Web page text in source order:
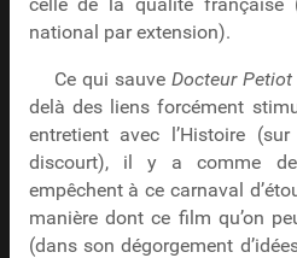
celle de la qualité française
national par extension).
Ce qui sauveDocteur Petiot
delà des liens forcément
entretient avec l’Histoire
discourt), il y a comme
empêchent à ce carnaval
manière dont ce film qu’on
(dans son dégorgement